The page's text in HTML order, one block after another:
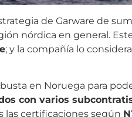
de Garware de
nórdica en general.
; y la compañía lo
en Noruega para
con varios
las certificaciones según